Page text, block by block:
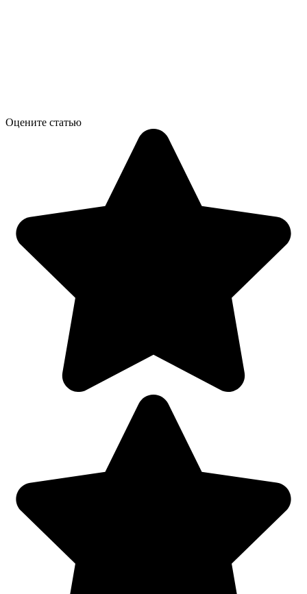
Оцените статью